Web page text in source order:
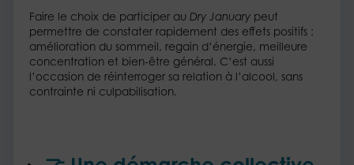
​Faire le choix de participer auDry January peut
permettre de constater rapidement des effets positifs :
amélioration du sommeil, regain d’énergie, meilleure
concentration et bien-être général. C’est aussi
l’occasion de réinterroger sa relation à l’alcool, sans
contrainte ni culpabilisation.​